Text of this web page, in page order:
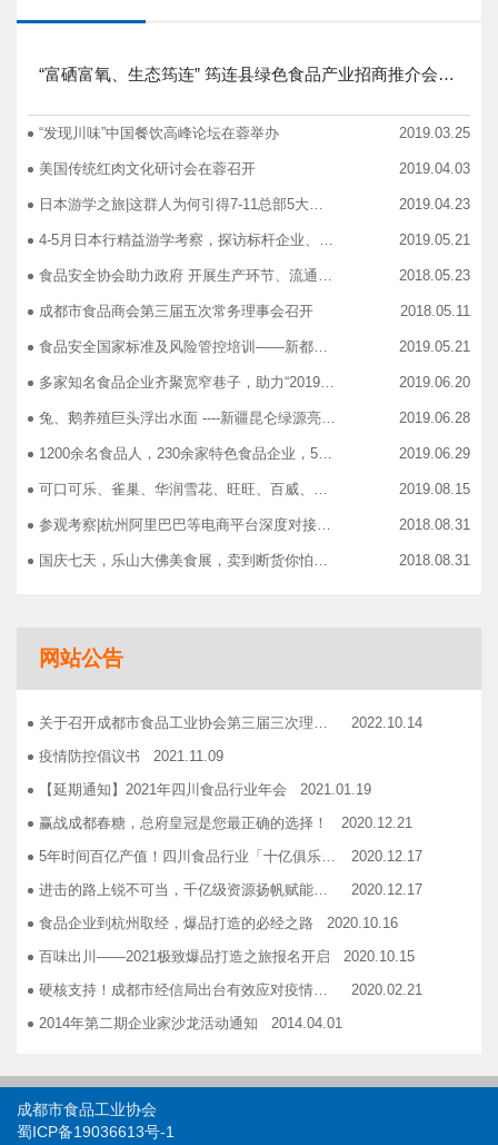
“富硒富氧、生态筠连” 筠连县绿色食品产业招商推介会圆满举行
“发现川味”中国餐饮高峰论坛在蓉举办 2019.03.25
美国传统红肉文化研讨会在蓉召开 2019.04.03
日本游学之旅|这群人为何引得7-11总部5大高管集团出动 2019.04.23
4-5月日本行精益游学考察，探访标杆企业、解析成功密码 2019.05.21
食品安全协会助力政府 开展生产环节、流通环节、餐饮环节培训会 2018.05.23
成都市食品商会第三届五次常务理事会召开 2018.05.11
食品安全国家标准及风险管控培训——新都站、广汉站、简阳站 2019.05.21
多家知名食品企业齐聚宽窄巷子，助力“2019食品安全宣传周” 2019.06.20
兔、鹅养殖巨头浮出水面 ----新疆昆仑绿源亮相成都餐饮供应链展 引领绿色食材新高度 2019.06.28
1200余名食品人，230余家特色食品企业，50余家新零售平台齐聚成都“搞事情”！ 2019.06.29
可口可乐、雀巢、华润雪花、旺旺、百威、青岛啤酒，销售过亿的经销商等齐聚上海，只为2019中国快消品大会！ 2019.08.15
参观考察|杭州阿里巴巴等电商平台深度对接，仅剩3个名额！ 2018.08.31
国庆七天，乐山大佛美食展，卖到断货你怕了吗？ 2018.08.31
志宏印务灾后复产暨十五周年感恩答谢会
网站公告
关于召开成都市食品工业协会第三届三次理事会的通知
2022.10.14
疫情防控倡议书
2021.11.09
【延期通知】2021年四川食品行业年会
2021.01.19
赢战成都春糖，总府皇冠是您最正确的选择！
2020.12.21
5年时间百亿产值！四川食品行业「十亿俱乐部」合伙人招募！
2020.12.17
进击的路上锐不可当，千亿级资源扬帆赋能！电商启航班招募啦！
2020.12.17
食品企业到杭州取经，爆品打造的必经之路
2020.10.16
百味出川——2021极致爆品打造之旅报名开启
2020.10.15
硬核支持！成都市经信局出台有效应对疫情稳定经济运行20条政策措施工业和信息化类项目申报指南！
2020.02.21
2014年第二期企业家沙龙活动通知
2014.04.01
关于发布成都市食品商会合作单位信息一览表的通知
2014.06.30
关于开展品牌设计援助活动的通知
成都市食品工业协会
蜀ICP备19036613号-1